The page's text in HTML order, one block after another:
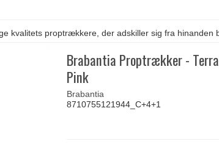
kvalitets proptrækkere, der adskiller sig fra hinanden
Brabantia Proptrækker -
Pink
Brabantia
8710755121944_C+4+1